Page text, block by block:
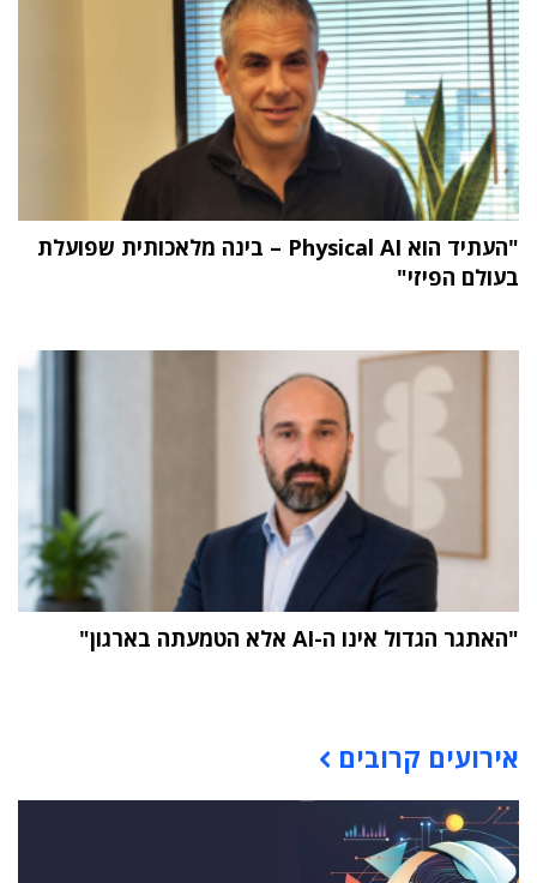
"העתיד הוא Physical AI – בינה מלאכותית שפועלת
בעולם הפיזי"
"האתגר הגדול אינו ה-AI אלא הטמעתה בארגון"
אירועים קרובים